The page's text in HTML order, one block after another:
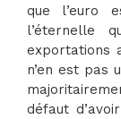
que l’euro
l’éternelle
exportations
n’en est pas
défaut